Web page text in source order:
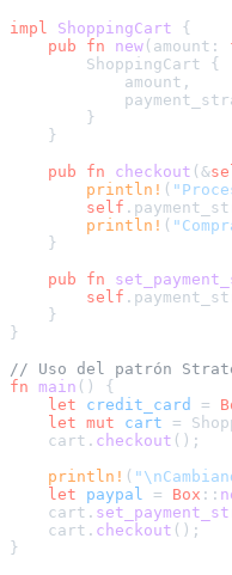
impl
ShoppingCart {
pub
fn new (amount:
        ShoppingCart {
            amount,
        }
    }
pub
fn checkout (&
println! (
self
println! (
    }
pub
fn
self
    }
}
// Uso del patrón
fn main () {
let
credit_card =
let mut cart =
    cart.
checkout ();
println! (
let
paypal = Box ::
    cart.
    cart.
checkout ();